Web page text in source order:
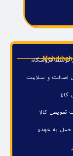
توسط فروشگاه
اصالت و سلامت
کالا
تعویض کالا
حمل به عهده